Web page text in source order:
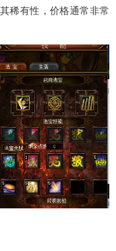
稀有性，价格通常非常